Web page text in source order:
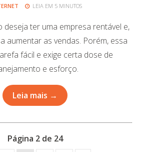
LEIA EM 5 MINUTOS
deseja ter uma empresa rentável e,
aumentar as vendas. Porém, essa
fácil e exige certa dose de
e esforço.
Leia mais →
Página 2 de 24